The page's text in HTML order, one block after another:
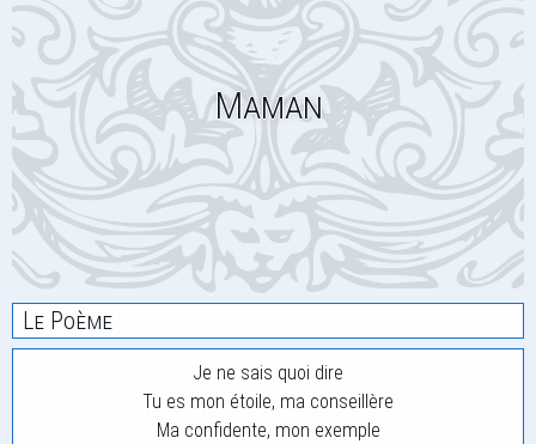
Maman
Le Poème
Je ne sais quoi dire
Tu es mon étoile, ma conseillère
Ma confidente, mon exemple